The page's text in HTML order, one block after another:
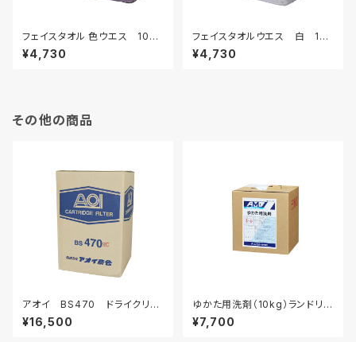
フェイスタオル 色ウエス 10kg
袋入り
¥4,730
フェイスタオルウエス 白 10k
g
¥4,730
その他の商品
アオイ BS470 ドライクリー
ニング用カートリッジフィルター
¥16,500
ゆかた用洗剤（10kg）ランドリー
用液体洗剤
¥7,700